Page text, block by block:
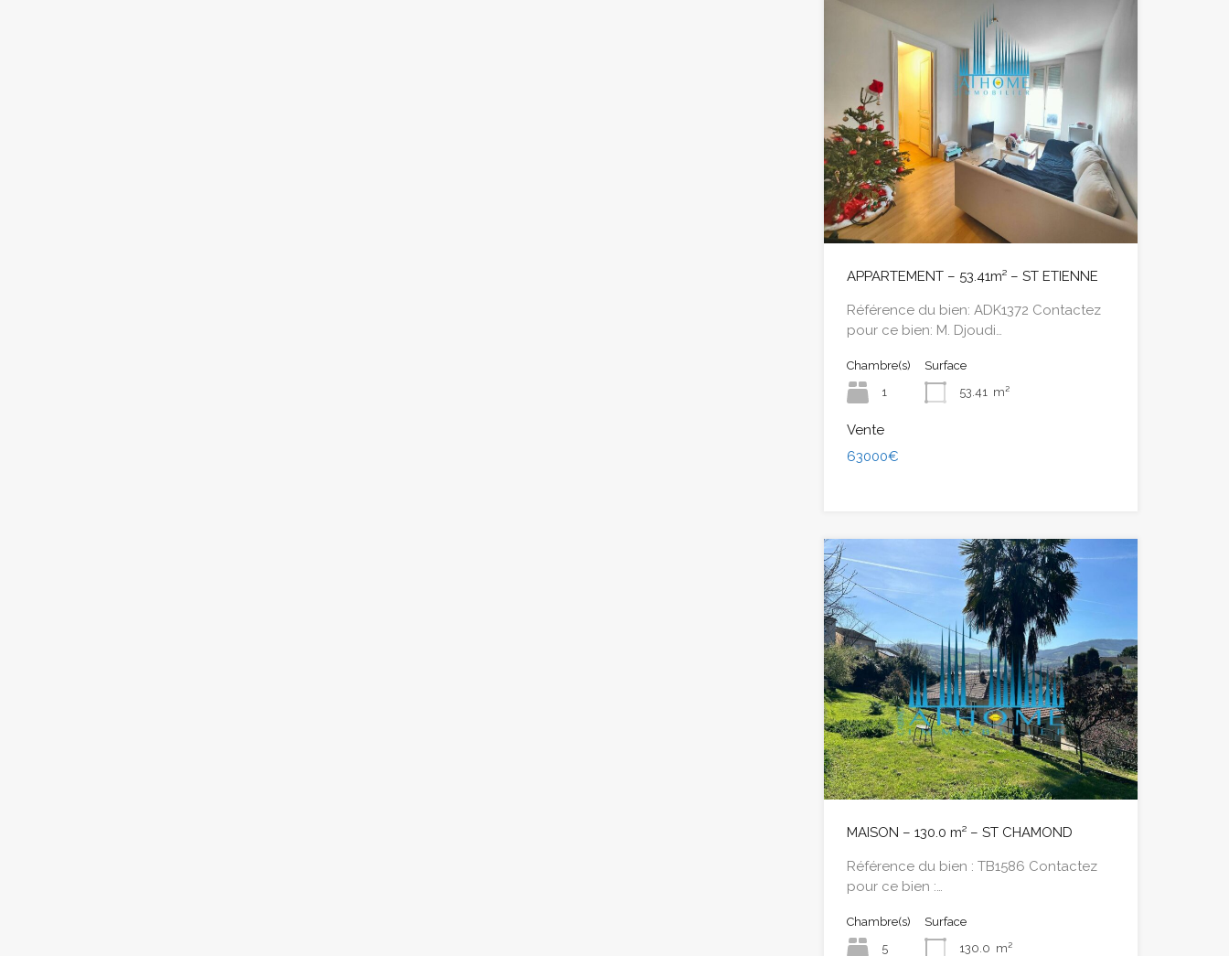
APPARTEMENT – 53.41m² – ST ETIENNE
Référence du bien: ADK1372 Contactez
pour ce bien: M. Djoudi…
Chambre(s)
1
Surface
53.41 m²
Vente
63000€
MAISON – 130.0 m² – ST CHAMOND
Référence du bien : TB1586 Contactez
pour ce bien :…
Chambre(s)
5
Surface
130.0 m²